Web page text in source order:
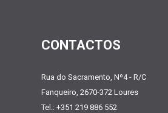
CONTACTOS
Rua do Sacramento, Nº4 - R/C
Fanqueiro, 2670-372 Loures
Tel.: +351 219 886 552